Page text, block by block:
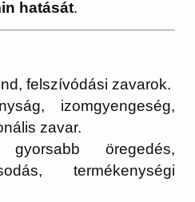
hatását.
felszívódási zavarok.
izomgyengeség,
zavar.
öregedés,
termékenységi